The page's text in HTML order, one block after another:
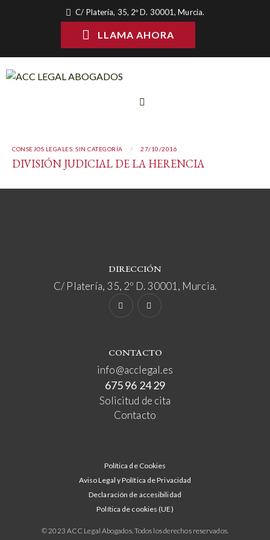
C/ Platería, 35, 2º D. 30001, Murcia.
LLAMA AHORA
CONSEJOS LEGALES SIN CATEGORÍA 27/10/2016
DIVISIÓN JUDICIAL DE LA HERENCIA
DIRECCIÓN
C/ Platería, 35, 2º D. 30001, Murcia.
CONTACTO
info@acclegal.es
675 96 24 29
Solicitud de cita
Contacto
Política de Cookies
Aviso Legal y Política de Privacidad
Declaración de accesibilidad
Política de cookies (UE)
© 2023 ACC Legal Abogados. Todos los derechos reservados.